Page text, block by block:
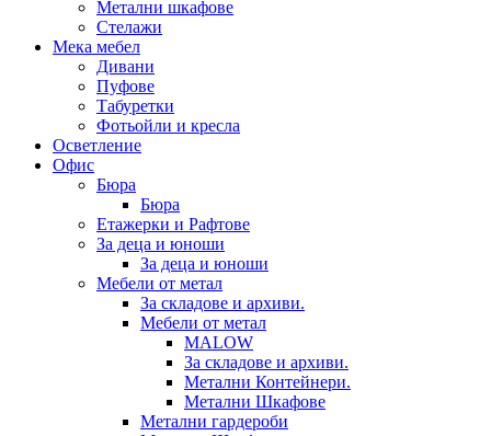
Метални шкафове
Стелажи
Мека мебел
Дивани
Пуфове
Табуретки
Фотьойли и кресла
Осветление
Офис
Бюра
Бюра
Етажерки и Рафтове
За деца и юноши
За деца и юноши
Мебели от метал
За складове и архиви.
Мебели от метал
MALOW
За складове и архиви.
Метални Контейнери.
Метални Шкафове
Метални гардероби